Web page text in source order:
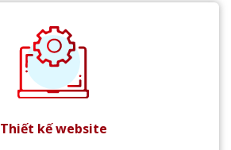
Thiết kế website